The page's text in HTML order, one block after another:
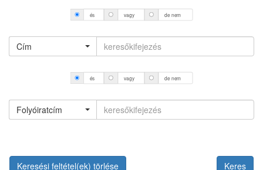
és vagy de nem
Cím
és vagy de nem
Folyóiratcím
Keresési feltétel(ek) törlése